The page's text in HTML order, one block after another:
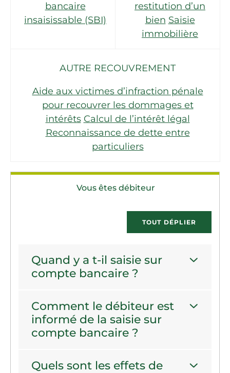
bancaire
insaisissable (SBI)
restitution d’un
bien Saisie
immobilière
AUTRE RECOUVREMENT
Aide aux victimes d’infraction pénale
pour recouvrer les dommages et
intérêts Calcul de l’intérêt légal
Reconnaissance de dette entre
particuliers
Vous êtes débiteur
TOUT DÉPLIER
Quand y a t-il saisie sur
compte bancaire ?
Comment le débiteur est
informé de la saisie sur
compte bancaire ?
Quels sont les effets de